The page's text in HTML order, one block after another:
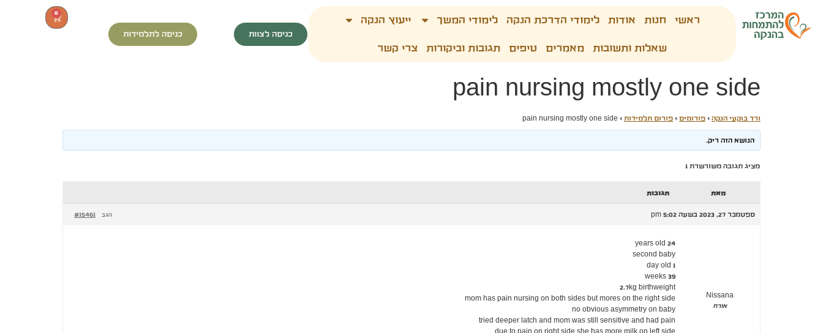
ראשי חנות אודות לימודי הדרכת הנקה לימודי המשך ייעוץ הנקה
שאלות ותשובות מאמרים טיפים תגובות וביקורות צרי קשר
כניסה לצוות כניסה לתלמידות
0
pain nursing mostly one side
ורד בוקעי הנקה › פורומים › פורום תלמידות ›
pain nursing mostly one side
הנושא הזה ריק.
מציג תגובה משורשרת 1
מאת תגובות
ספטמבר 27, 2023 בשעה 5:02 pm #15461 הגב
Nissana
אורח
24 years old
second baby
1 day old
39 weeks
2.7kg birthweight
mom has pain nursing on both sides but mores on the right side
no obvious asymmetry on baby
tried deeper latch and mom was still sensitive and had pain
due to pain on right side she has more milk on left side